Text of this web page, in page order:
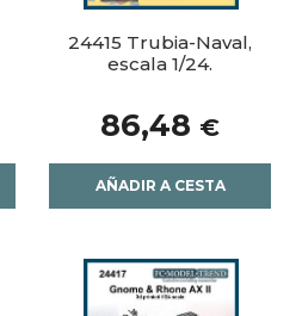
24415 Trubia-Naval,
escala 1/24.
86,48 €
AÑADIR A CESTA